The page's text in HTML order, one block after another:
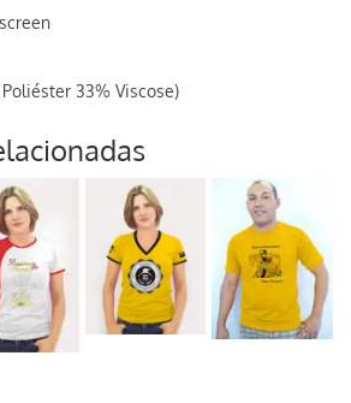
33% Viscose)